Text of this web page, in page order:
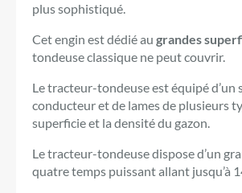
plus sophistiqué.
Cet engin est dédié au grandes
tondeuse classique ne peut couvrir.
Le tracteur-tondeuse est équipé d’un
conducteur et de lames de plusieurs
superficie et la densité du gazon.
Le tracteur-tondeuse dispose d’un
quatre temps puissant allant jusqu’à